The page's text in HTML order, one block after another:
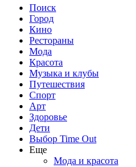
Поиск
Город
Кино
Рестораны
Мода
Красота
Музыка и клубы
Путешествия
Спорт
Арт
Здоровье
Дети
Выбор Time Out
Еще
Мода и красота